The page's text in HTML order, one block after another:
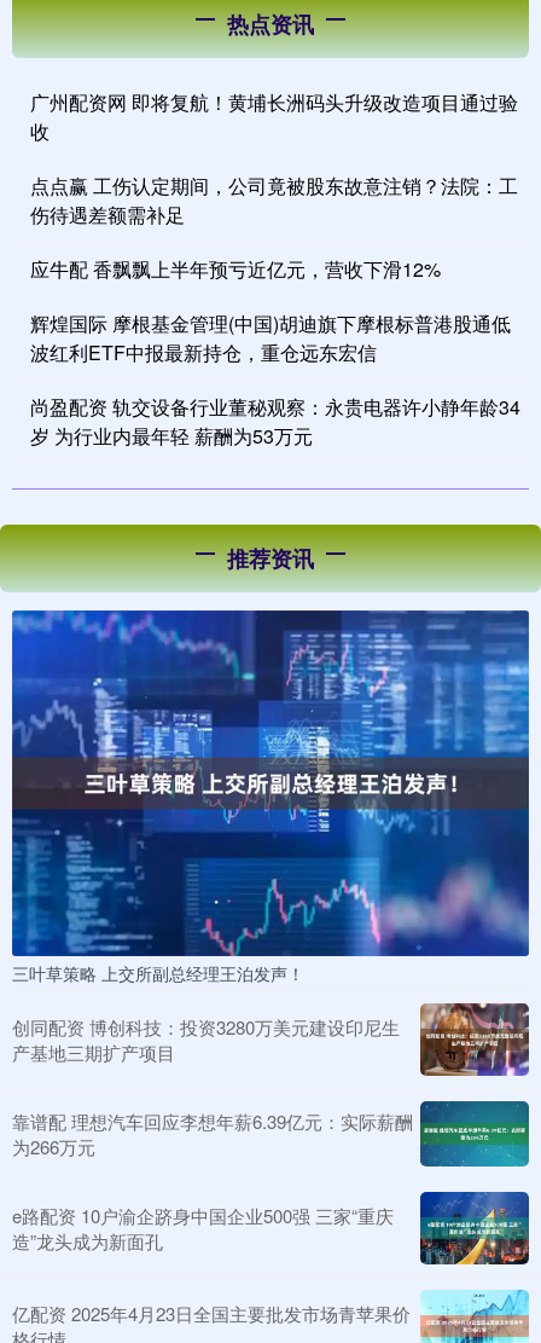
热点资讯
广州配资网 即将复航！黄埔长洲码头升级改造项目通过验
收
点点赢 工伤认定期间，公司竟被股东故意注销？法院：工
伤待遇差额需补足
应牛配 香飘飘上半年预亏近亿元，营收下滑12%
辉煌国际 摩根基金管理(中国)胡迪旗下摩根标普港股通低
波红利ETF中报最新持仓，重仓远东宏信
尚盈配资 轨交设备行业董秘观察：永贵电器许小静年龄34
岁 为行业内最年轻 薪酬为53万元
推荐资讯
三叶草策略 上交所副总经理王泊发声！
创同配资 博创科技：投资3280万美元建设印尼生
产基地三期扩产项目
靠谱配 理想汽车回应李想年薪6.39亿元：实际薪酬
为266万元
e路配资 10户渝企跻身中国企业500强 三家“重庆
造”龙头成为新面孔
亿配资 2025年4月23日全国主要批发市场青苹果价